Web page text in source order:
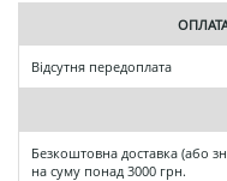
Відсутня передоплата
Безкоштовна доставка (або
на суму понад 3000 грн.